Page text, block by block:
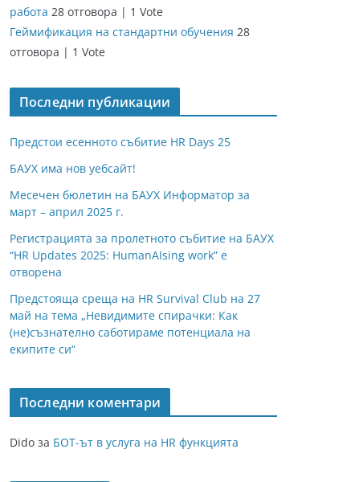
работа 28 отговора | 1 Vote
Геймификация на стандартни обучения 28
отговора | 1 Vote
Последни публикации
Предстои есенното събитие HR Days 25
БАУХ има нов уебсайт!
Месечен бюлетин на БАУХ Информатор за
март – април 2025 г.
Регистрацията за пролетното събитие на БАУХ
“HR Updates 2025: HumanAIsing work” е
отворена
Предстояща среща на HR Survival Club на 27
май на тема „Невидимите спирачки: Как
(не)съзнателно саботираме потенциала на
екипите си“
Последни коментари
Dido за БОТ-ът в услуга на HR функцията